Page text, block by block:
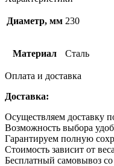
Диаметр, мм 230
Материал Сталь
Оплата и доставка
Доставка:
Осуществляем доставку
Возможность выбора
Гарантируем полную
Стоимость зависит от
Бесплатный самовывоз